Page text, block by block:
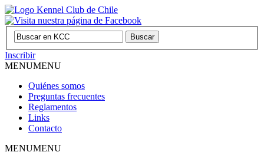
Inscribir
MENUMENU
Quiénes somos
Preguntas frecuentes
Reglamentos
Links
Contacto
MENUMENU